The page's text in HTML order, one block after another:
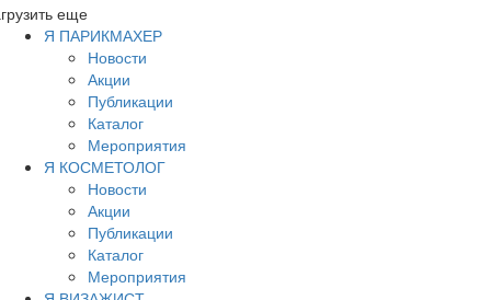
еще
Я ПАРИКМАХЕР
Новости
Акции
Публикации
Каталог
Мероприятия
Я КОСМЕТОЛОГ
Новости
Акции
Публикации
Каталог
Мероприятия